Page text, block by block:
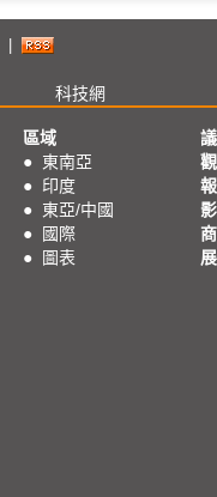
科技網
區域
● 東南亞
● 印度
● 東亞/中國
●
國際
●
圖表